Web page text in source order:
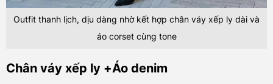
Outfit thanh lịch, dịu dàng nhờ kết hợp chân váy xếp ly dài và
áo corset cùng tone
Chân váy xếp ly +Áo denim